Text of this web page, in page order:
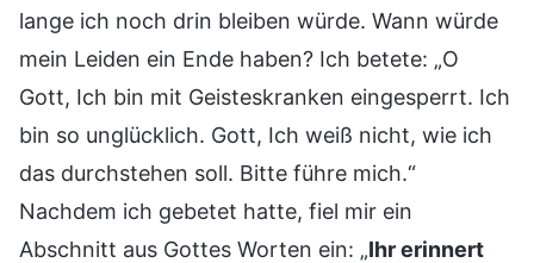
lange ich noch drin bleiben würde. Wann würde
mein Leiden ein Ende haben? Ich betete: „O
Gott, Ich bin mit Geisteskranken eingesperrt. Ich
bin so unglücklich. Gott, Ich weiß nicht, wie ich
das durchstehen soll. Bitte führe mich.“
Nachdem ich gebetet hatte, fiel mir ein
Abschnitt aus Gottes Worten ein: „Ihr erinnert